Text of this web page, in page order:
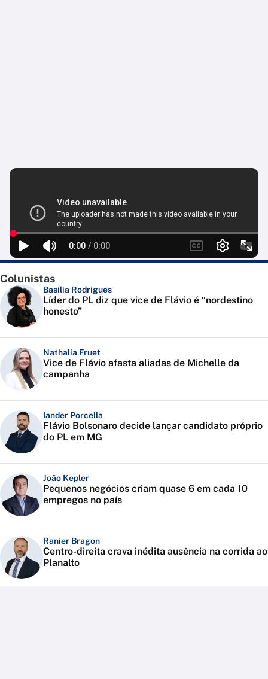
Colunistas
Basília Rodrigues
Líder do PL diz que vice de Flávio é “nordestino
honesto”
Nathalia Fruet
Vice de Flávio afasta aliadas de Michelle da
campanha
Iander Porcella
Flávio Bolsonaro decide lançar candidato próprio
do PL em MG
João Kepler
Pequenos negócios criam quase 6 em cada 10
empregos no país
Ranier Bragon
Centro-direita crava inédita ausência na corrida ao
Planalto